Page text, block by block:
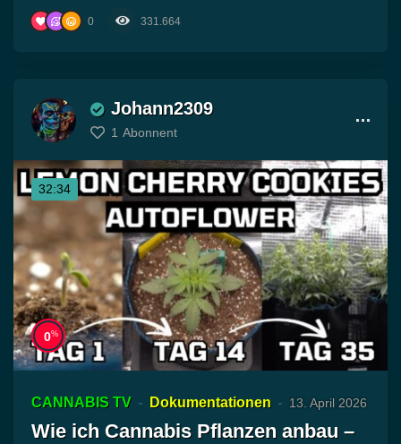
0 331.664
Johann2309
1 Abonnent
32:34
0%
CANNABIS TV Dokumentationen 13. April 2026
Wie ich Cannabis Pflanzen anbau –